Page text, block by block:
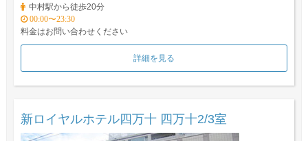
中村駅から徒歩20分
00:00〜23:30
料金はお問い合わせください
詳細を見る
新ロイヤルホテル四万十 四万十2/3室